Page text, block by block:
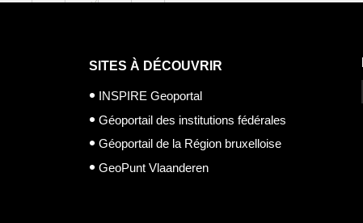
SITES À DÉCOUVRIR
INSPIRE Geoportal
Géoportail des institutions fédérales
Géoportail de la Région bruxelloise
GeoPunt Vlaanderen